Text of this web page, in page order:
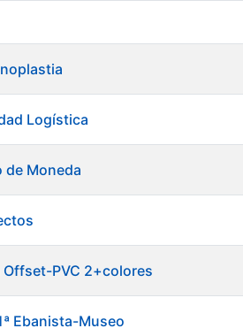
Logística
Moneda
Offset-PVC 2+colores
Ebanista-Museo